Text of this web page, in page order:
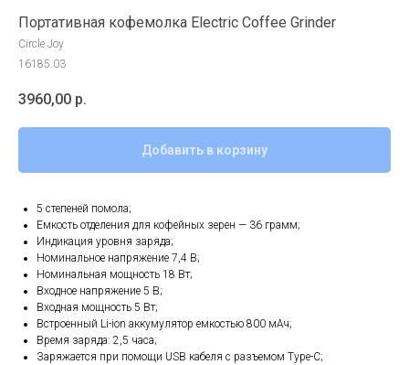
Портативная кофемолка Electric Coffee Grinder
Circle Joy
16185.03
3960,00 р.
Добавить в корзину
5 степеней помола;
Емкость отделения для кофейных зерен — 36 грамм;
Индикация уровня заряда;
Номинальное напряжение 7,4 В;
Номинальная мощность 18 Вт;
Входное напряжение 5 В;
Входная мощность 5 Вт;
Встроенный Li-ion аккумулятор емкостью 800 мАч;
Время заряда: 2,5 часа;
Заряжается при помощи USB кабеля с разъемом Type-C;